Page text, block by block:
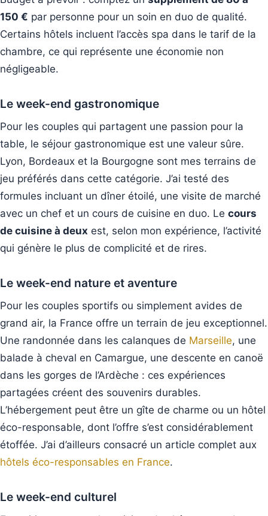
150 € par personne pour un soin en duo de qualité.
Certains hôtels incluent l’accès spa dans le tarif de la
chambre, ce qui représente une économie non
négligeable.
Le week-end gastronomique
Pour les couples qui partagent une passion pour la
table, le séjour gastronomique est une valeur sûre.
Lyon, Bordeaux et la Bourgogne sont mes terrains de
jeu préférés dans cette catégorie. J’ai testé des
formules incluant un dîner étoilé, une visite de marché
avec un chef et un cours de cuisine en duo. Le cours
de cuisine à deux est, selon mon expérience, l’activité
qui génère le plus de complicité et de rires.
Le week-end nature et aventure
Pour les couples sportifs ou simplement avides de
grand air, la France offre un terrain de jeu exceptionnel.
Une randonnée dans les calanques de Marseille, une
balade à cheval en Camargue, une descente en canoë
dans les gorges de l’Ardèche : ces expériences
partagées créent des souvenirs durables.
L’hébergement peut être un gîte de charme ou un hôtel
éco-responsable, dont l’offre s’est considérablement
étoffée. J’ai d’ailleurs consacré un article complet aux
hôtels éco-responsables en France.
Le week-end culturel